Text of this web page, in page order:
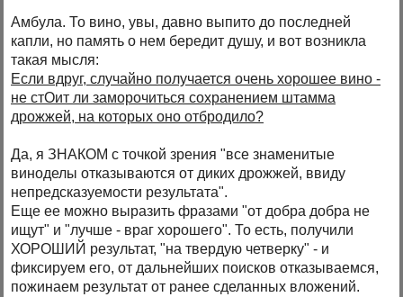
Амбула. То вино, увы, давно выпито до последней
капли, но память о нем бередит душу, и вот возникла
такая мысля:
Если вдруг, случайно получается очень хорошее вино -
не стОит ли заморочиться сохранением штамма
дрожжей, на которых оно отбродило?
Да, я ЗНАКОМ с точкой зрения "все знаменитые
виноделы отказываются от диких дрожжей, ввиду
непредсказуемости результата".
Еще ее можно выразить фразами "от добра добра не
ищут" и "лучше - враг хорошего". То есть, получили
ХОРОШИЙ результат, "на твердую четверку" - и
фиксируем его, от дальнейших поисков отказываемся,
пожинаем результат от ранее сделанных вложений.